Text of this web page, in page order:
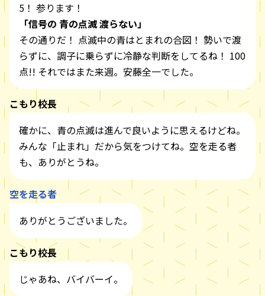
5！ 参ります！
「信号の 青の点滅 渡らない」
その通りだ！ 点滅中の青はとまれの合図！ 勢いで渡
らずに、調子に乗らずに冷静な判断をしてるね！ 100
点!! それではまた来週。安藤全一でした。
こもり校長
確かに、青の点滅は進んで良いように思えるけどね。
みんな「止まれ」だから気をつけてね。空を走る者
も、ありがとうね。
空を走る者
ありがとうございました。
こもり校長
じゃあね、バイバーイ。